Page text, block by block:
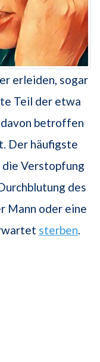
erleiden, sogar
Teil der etwa
betroffen
Der häufigste
die Verstopfung
des
Mann oder eine
sterben.